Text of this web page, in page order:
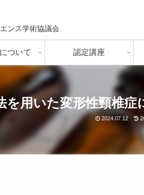
ンス学術協議会
ついて 認定講座
を用いた変形性頸椎
2024.07.12